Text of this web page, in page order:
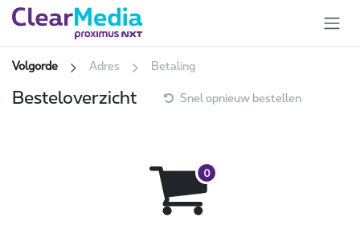
Overslaan naar inhoud
Volgorde Adres Betaling
Besteloverzicht Snel opnieuw bestellen